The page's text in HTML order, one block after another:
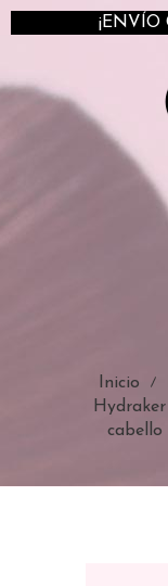
¡ENVÍO
Inicio
cabello